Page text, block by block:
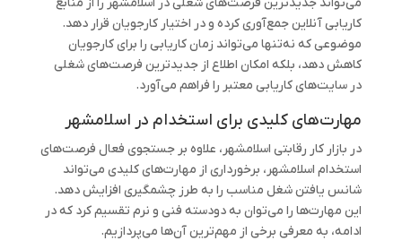
کاریابی آنلاین جمع‌آوری کرده و در اختیار کارجویان قرار دهد.
موضوعی که نه‌تنها می‌تواند زمان کاریابی را برای کارجویان
کاهش دهد، بلکه امکان اطلاع از جدیدترین فرصت‌های شغلی
در سایت‌های کاریابی معتبر را فراهم می‌آورد.
مهارت‌های کلیدی برای استخدام در اسلامشهر
در بازار کار رقابتی اسلامشهر، علاوه بر جستجوی فعال فرصت‌های
استخدام اسلامشهر، برخورداری از مهارت‌های کلیدی می‌تواند
شانس یافتن شغل مناسب را به طرز چشمگیری افزایش دهد.
این مهارت‌ها را می‌توان به دودسته فنی و نرم تقسیم کرد که در
ادامه، به معرفی برخی از مهم‌ترین آن‌ها می‌پردازیم.